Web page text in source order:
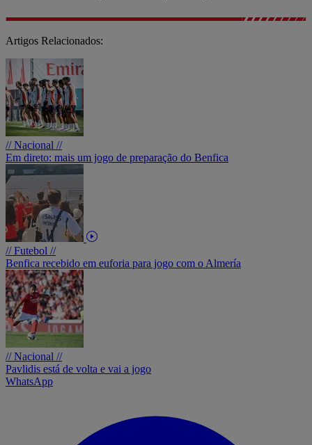
Artigos Relacionados:
// Nacional //
Em direto: mais um jogo de preparação do Benfica
// Futebol //
Benfica recebido em euforia para jogo com o Almería
// Nacional //
Pavlidis está de volta e vai a jogo
WhatsApp